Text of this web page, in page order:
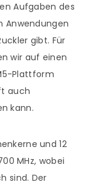
Aufgaben des
Anwendungen
gibt. Für
wir auf einen
Plattform
auch
kann.
und 12
MHz, wobei
sind. Der